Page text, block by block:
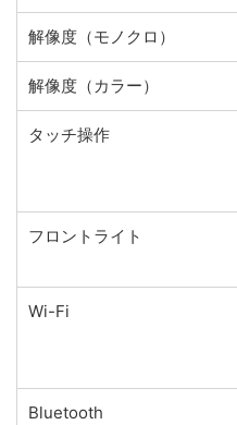
解像度（モノクロ）
解像度（カラー）
タッチ操作
フロントライト
Wi-Fi
Bluetooth